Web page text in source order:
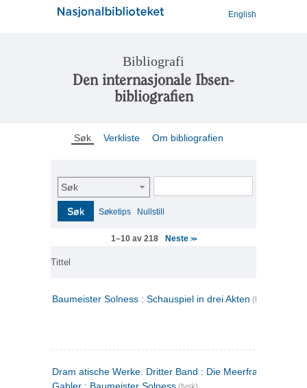
English
Bibliografi
Den internasjonale Ibsen-
bibliografien
Søk Verkliste Om bibliografien
Søk
Søk Søketips Nullstill
1–10 av 218 Neste >>
Tittel
Baumeister Solness : Schauspiel in drei Akten (tysk)
Dram atische Werke. Dritter Band : Die Meerfrau ; Hedda